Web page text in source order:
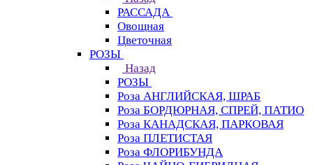
РАССАДА
Овощная
Цветочная
РОЗЫ
Назад
РОЗЫ
Роза АНГЛИЙСКАЯ, ШРАБ
Роза БОРДЮРНАЯ, СПРЕЙ, ПАТИО
Роза КАНАДСКАЯ, ПАРКОВАЯ
Роза ПЛЕТИСТАЯ
Роза ФЛОРИБУНДА